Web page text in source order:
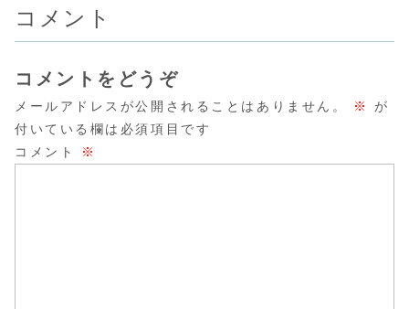
コメント
コメントをどうぞ
メールアドレスが公開されることはありません。 ※
が
付いている欄は必須項目です
コメント
※